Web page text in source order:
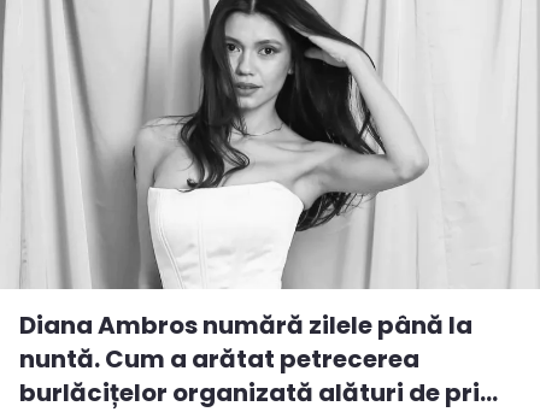
Diana Ambros numără zilele până la
nuntă. Cum a arătat petrecerea
burlăcițelor organizată alături de pri...